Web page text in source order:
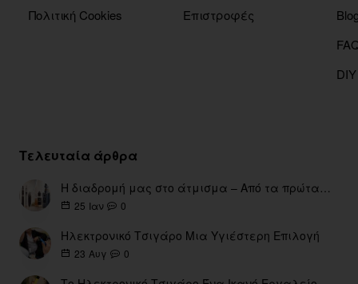
Πολιτική Cookies
Επιστροφές
Τελευταία άρθρα
Η διαδρομή μας στο άτμισμα – Από τα πρώτα eGo έως τη σύγχρονη εποχή
25 Ιαν 0
Ηλεκτρονικό Τσιγάρο Μια Υγιέστερη Επιλογή
23 Αυγ 0